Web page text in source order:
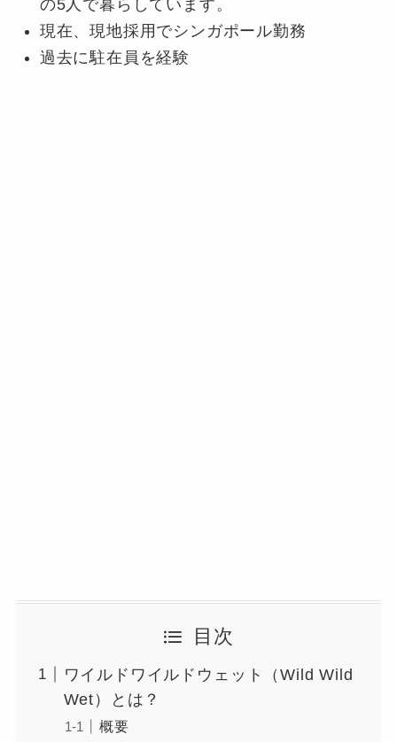
の5人で暮らしています。
現在、現地採用でシンガポール勤務
過去に駐在員を経験
目次
ワイルドワイルドウェット（Wild Wild
Wet）とは？
概要